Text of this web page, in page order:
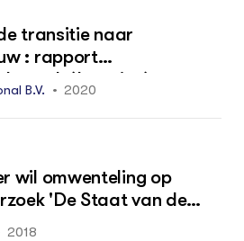
transitie naar
: rapport
(1-meting)
B.V. 2020
wil omwenteling op
'De Staat van de
2018